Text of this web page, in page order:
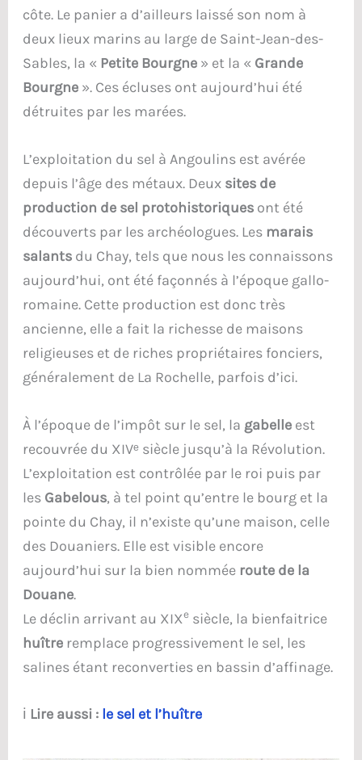
côte. Le panier a d’ailleurs laissé son nom à
deux lieux marins au large de Saint-Jean-des-
Sables, la « Petite Bourgne» et la « Grande
Bourgne». Ces écluses ont aujourd’hui été
détruites par les marées.
L’exploitation du sel à Angoulins est avérée
depuis l’âge des métaux. Deux sites de
production de sel protohistoriquesont été
découverts par les archéologues. Les marais
salantsdu Chay, tels que nous les connaissons
aujourd’hui, ont été façonnés à l’époque gallo-
romaine. Cette production est donc très
ancienne, elle a fait la richesse de maisons
religieuses et de riches propriétaires fonciers,
généralement de La Rochelle, parfois d’ici.
À l’époque de l’impôt sur le sel, la gabelleest
recouvrée du XIVᵉ siècle jusqu’à la Révolution.
L’exploitation est contrôlée par le roi puis par
les Gabelous, à tel point qu’entre le bourg et la
pointe du Chay, il n’existe qu’une maison, celle
des Douaniers. Elle est visible encore
aujourd’hui sur la bien nommée route de la
Douane.
Le déclin arrivant au XIXe siècle, la bienfaitrice
huîtreremplace progressivement le sel, les
salines étant reconverties en bassin d’affinage.
ℹ️ Lire aussi : le sel et l’huître